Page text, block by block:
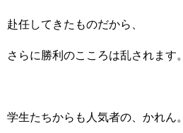
赴任してきたものだから、
さらに勝利のこころは乱されます。
学生たちからも人気者の、かれん。